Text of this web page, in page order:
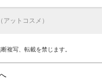
ットコスメ）
複写、転載を禁じます。